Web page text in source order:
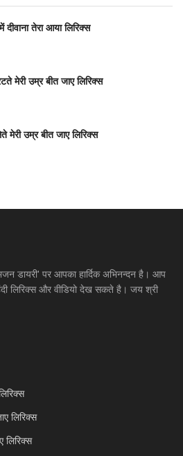
दीवाना तेरा आया लिरिक्स
मेरी उम्र बीत जाए लिरिक्स
मेरी उम्र बीत जाए लिरिक्स
डायरी' पर आपका हार्दिक अभिनन्दन है। आप
लिरिक्स और वीडियो देख सकते है। जय श्री
लिरिक्स
लिरिक्स